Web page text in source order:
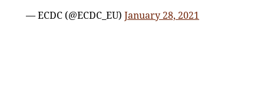
— ECDC (@ECDC_EU) January 28, 2021